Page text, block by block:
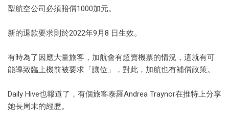
型航空公司必須賠償1000加元。
新的退款要求則於2022年9月8 日生效。
有時為了因應大量旅客，加航會有超賣機票的情況，這就有可
能導致臨上機前被要求「讓位」，對此，加航也有補償政策。
Daily Hive也報道了，有個旅客泰羅Andrea Traynor在推特上分享
她長周末的經歷。